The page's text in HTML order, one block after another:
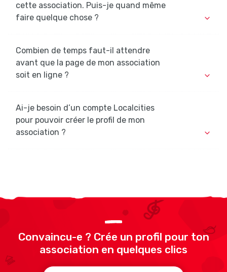
cette association. Puis-je quand même
faire quelque chose ?
Combien de temps faut-il attendre
avant que la page de mon association
soit en ligne ?
Ai-je besoin d’un compte Localcities
pour pouvoir créer le profil de mon
association ?
Convaincu-e ? Crée un profil pour ton
association en quelques clics